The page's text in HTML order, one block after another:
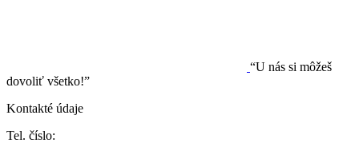
“U nás si môžeš
dovoliť všetko!”
Kontakté údaje
Tel. číslo: